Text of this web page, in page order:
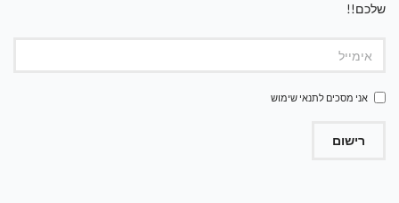
שלכם!!
אני מסכים לתנאי שימוש
רישום